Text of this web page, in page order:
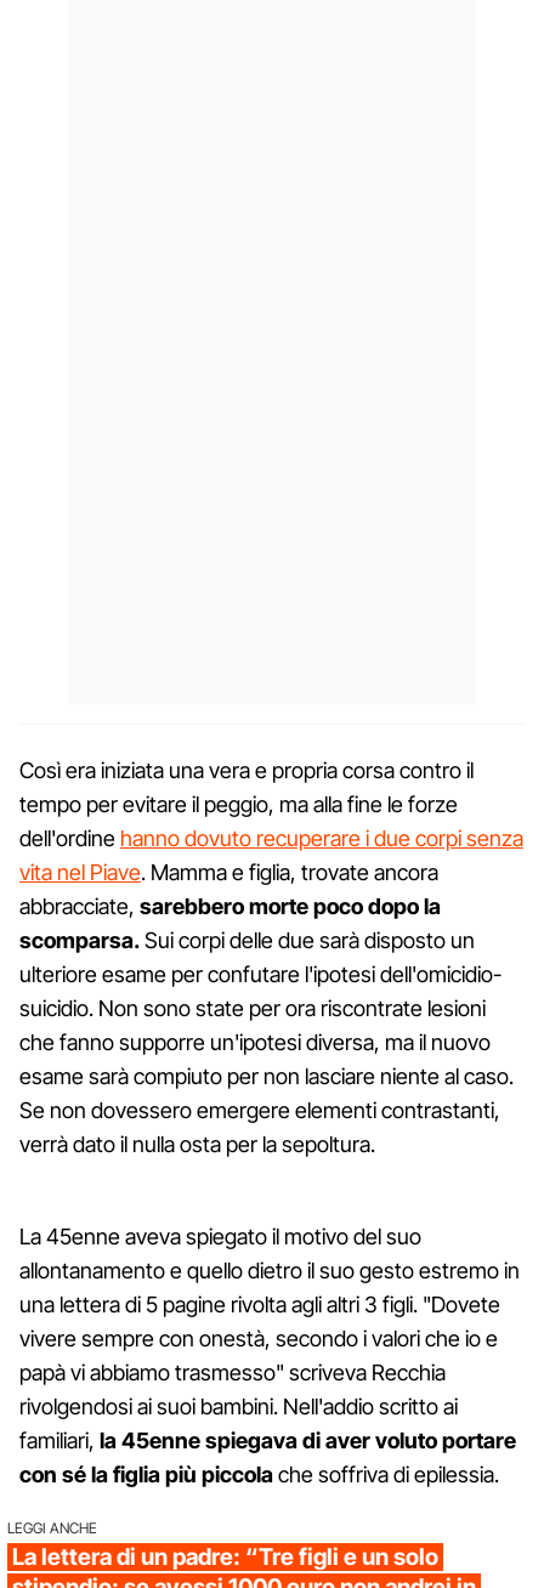
Così era iniziata una vera e propria corsa contro il
tempo per evitare il peggio, ma alla fine le forze
dell'ordine hanno dovuto recuperare i due corpi senza
vita nel Piave. Mamma e figlia, trovate ancora
abbracciate, sarebbero morte poco dopo la
scomparsa.Sui corpi delle due sarà disposto un
ulteriore esame per confutare l'ipotesi dell'omicidio-
suicidio. Non sono state per ora riscontrate lesioni
che fanno supporre un'ipotesi diversa, ma il nuovo
esame sarà compiuto per non lasciare niente al caso.
Se non dovessero emergere elementi contrastanti,
verrà dato il nulla osta per la sepoltura.
La 45enne aveva spiegato il motivo del suo
allontanamento e quello dietro il suo gesto estremo in
una lettera di 5 pagine rivolta agli altri 3 figli. "Dovete
vivere sempre con onestà, secondo i valori che io e
papà vi abbiamo trasmesso" scriveva Recchia
rivolgendosi ai suoi bambini. Nell'addio scritto ai
familiari, la 45enne spiegava di aver voluto portare
con sé la figlia più piccolache soffriva di epilessia.
LEGGI ANCHE
La lettera di un padre: “Tre figli e un solo